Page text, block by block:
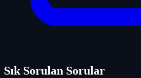
Sık Sorulan Sorular